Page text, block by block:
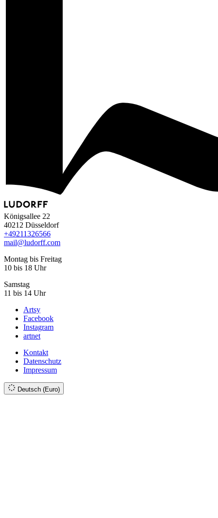
Königsallee 22
40212 Düsseldorf
+49211326566
mail@ludorff.com
Montag bis Freitag
10 bis 18 Uhr
Samstag
11 bis 14 Uhr
Artsy
Facebook
Instagram
artnet
Kontakt
Datenschutz
Impressum
Deutsch (Euro)